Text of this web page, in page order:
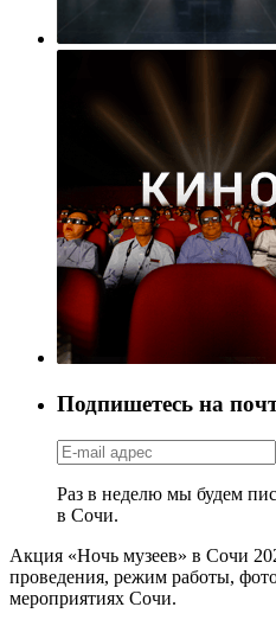
Подпишетесь на
Раз в неделю мы будем
в Сочи.
Акция «Ночь музеев» в Сочи
проведения, режим работы,
мероприятиях Сочи.